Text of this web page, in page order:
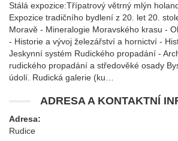
Stálá expozice:Třípatrový větrný mlýn
Expozice tradičního bydlení z 20. let 20.
Moravě - Mineralogie Moravského krasu -
- Historie a vývoj železářství a hornictví -
Jeskynní systém Rudického propadání -
rudického propadání a středověké osady
údolí. Rudická galerie (ku…
ADRESA A KONTAKTNÍ
Adresa:
Rudice